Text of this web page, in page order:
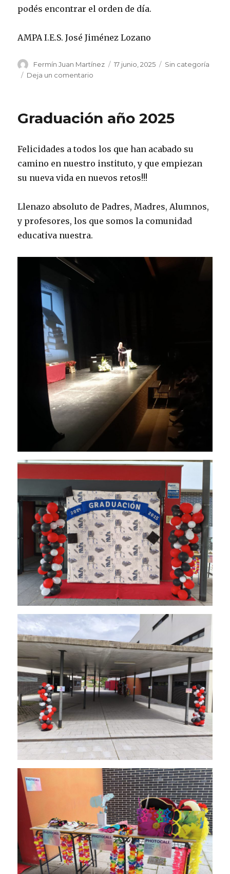
podés encontrar el orden de día.
AMPA I.E.S. José Jiménez Lozano
Autor
Fermín Juan Martínez
Publicado
17 junio, 2025 Categorías
Sin categoría
Deja un comentario
Graduación año 2025
Felicidades a todos los que han acabado su
camino en nuestro instituto, y que empiezan
su nueva vida en nuevos retos!!!
Llenazo absoluto de Padres, Madres, Alumnos,
y profesores, los que somos la comunidad
educativa nuestra.